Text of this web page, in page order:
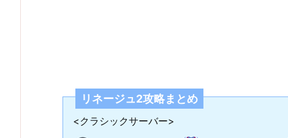
リネージュ2攻略まとめ
<クラシックサーバー>